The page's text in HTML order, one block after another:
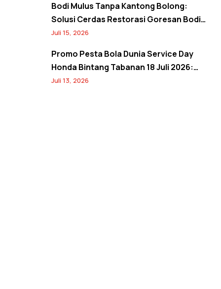
Bodi Mulus Tanpa Kantong Bolong:
Solusi Cerdas Restorasi Goresan Bodi
Mobil Hemat Biaya
Juli 15, 2026
Promo Pesta Bola Dunia Service Day
Honda Bintang Tabanan 18 Juli 2026:
Banjir Diskon Servis hingga 20% dan
Juli 13, 2026